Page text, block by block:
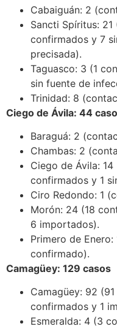
Cabaiguán: 2
Sancti Spíritus:
confirmados y 7
precisada).
Taguasco: 3 (1
sin fuente de
Trinidad: 8
Ciego de Ávila: 44
Baraguá: 2
Chambas: 2
Ciego de Ávila:
confirmados y 1
Ciro Redondo: 1
Morón: 24 (18
6 importados).
Primero de
confirmado).
Camagüey: 129 casos
Camagüey: 92
confirmados y 1
Esmeralda: 4 (3